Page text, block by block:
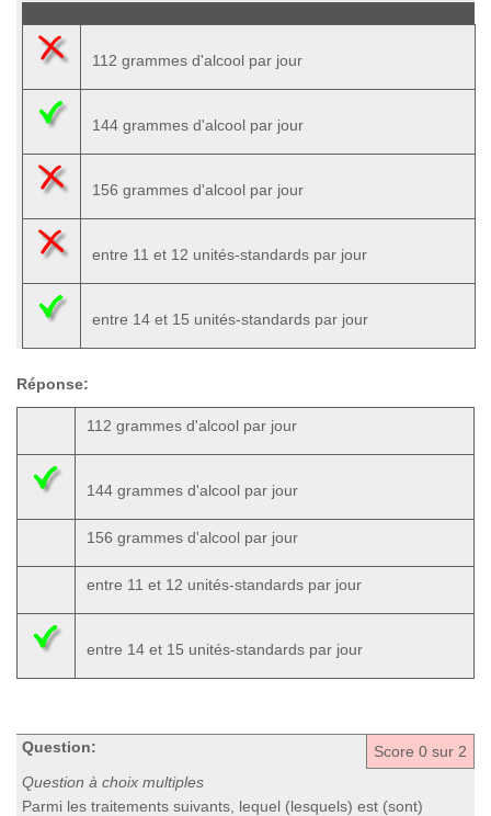
112 grammes d'alcool par jour
144 grammes d'alcool par jour
156 grammes d'alcool par jour
entre 11 et 12 unités-standards par jour
entre 14 et 15 unités-standards par jour
Réponse:
112 grammes d'alcool par jour
144 grammes d'alcool par jour
156 grammes d'alcool par jour
entre 11 et 12 unités-standards par jour
entre 14 et 15 unités-standards par jour
Score 0 sur 2
Question:
Question à choix multiples
Parmi les traitements suivants, lequel (lesquels) est (sont)